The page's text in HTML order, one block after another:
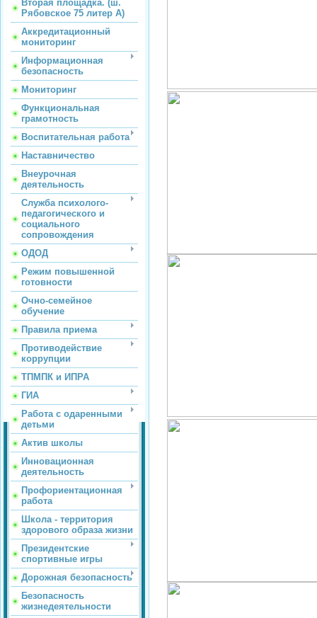
Вторая площадка. (ш.
Рябовское 75 литер А)
Аккредитационный
мониторинг
Информационная
безопасность
Мониторинг
Функциональная
грамотность
Воспитательная работа
Наставничество
Внеурочная
деятельность
Служба психолого-
педагогического и
социального
сопровождения
ОДОД
Режим повышенной
готовности
Очно-семейное
обучение
Правила приема
Противодействие
коррупции
ТПМПК и ИПРА
ГИА
Работа с одаренными
детьми
Актив школы
Инновационная
деятельность
Профориентационная
работа
Школа - территория
здорового образа жизни
Президентские
спортивные игры
Дорожная безопасность
Безопасность
жизнедеятельности